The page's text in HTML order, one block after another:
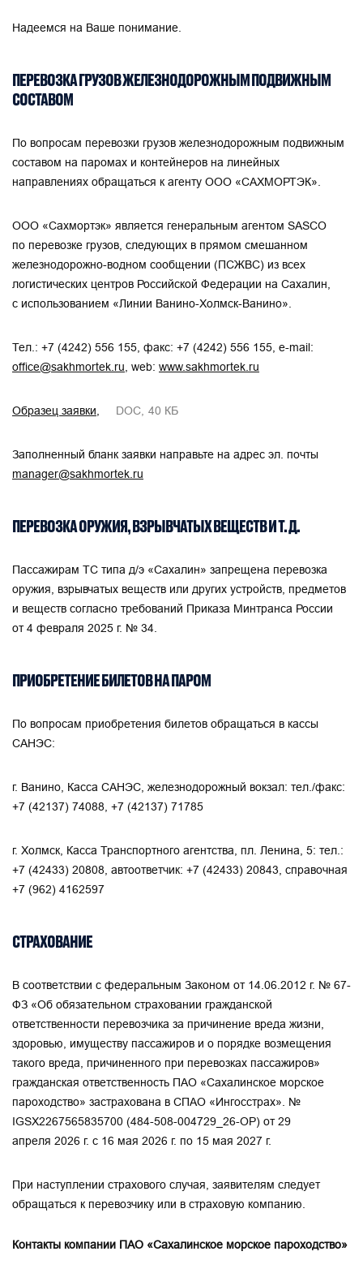
Надеемся на Ваше понимание.
ПЕРЕВОЗКА ГРУЗОВ ЖЕЛЕЗНОДОРОЖНЫМ ПОДВИЖНЫМ
СОСТАВОМ
По вопросам перевозки грузов железнодорожным подвижным
составом на паромах и контейнеров на линейных
направлениях обращаться к агенту ООО «САХМОРТЭК».
ООО «Сахмортэк» является генеральным агентом SASCO
по перевозке грузов, следующих в прямом смешанном
железнодорожно-водном сообщении (ПСЖВС) из всех
логистических центров Российской Федерации на Сахалин,
с использованием «Линии Ванино-Холмск-Ванино».
Тел.: +7 (4242) 556 155 , факс: +7 (4242) 556 155 , e-mail:
office@sakhmortek.ru web: www.sakhmortek.ru
Образец заявки DOC 40 КБ
Заполненный бланк заявки направьте на адрес эл. почты
manager@sakhmortek.ru
ПЕРЕВОЗКА ОРУЖИЯ, ВЗРЫВЧАТЫХ ВЕЩЕСТВ И Т. Д.
Пассажирам ТС типа д/э «Сахалин» запрещена перевозка
оружия, взрывчатых веществ или других устройств, предметов
и веществ согласно требований Приказа Минтранса России
от 4 февраля 2025 г. № 34.
ПРИОБРЕТЕНИЕ БИЛЕТОВ НА ПАРОМ
По вопросам приобретения билетов обращаться в кассы
САНЭС:
г. Ванино, Касса САНЭС, железнодорожный вокзал: тел./факс:
+7 (42137) 74088 +7 (42137) 71785
г. Холмск, Касса Транспортного агентства, пл. Ленина, 5: тел.:
+7 (42433) 20808 , автоответчик: +7 (42433) 20843 , справочная
+7 (962) 4162597
СТРАХОВАНИЕ
В соответствии с федеральным Законом от 14.06.2012 г. № 67-
ФЗ «Об обязательном страховании гражданской
ответственности перевозчика за причинение вреда жизни,
здоровью, имуществу пассажиров и о порядке возмещения
такого вреда, причиненного при перевозках пассажиров»
гражданская ответственность ПАО «Сахалинское морское
пароходство» застрахована в СПАО «Ингосстрах». №
IGSX2267565835700 (484-508-004729_26-ОР) от 29
апреля 2026 г. с 16 мая 2026 г. по 15 мая 2027 г.
При наступлении страхового случая, заявителям следует
обращаться к перевозчику или в страховую компанию.
Контакты компании ПАО «Сахалинское морское пароходство»